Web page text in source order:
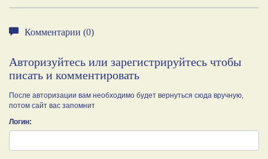
Комментарии (0)
Авторизуйтесь или зарегистрируйтесь чтобы
писать и комментировать
После авторизации вам необходимо будет вернуться сюда вручную,
потом сайт вас запомнит
Логин: